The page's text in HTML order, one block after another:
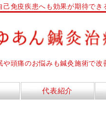
己免疫疾患へも効果が期待でき
や頭痛のお悩みも鍼灸施術で改
代表紹介